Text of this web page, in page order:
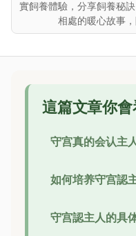
實飼養體驗，分享飼養秘
相處的暖心故事
這篇文章你會
守宫真的会认主
如何培养守宫認
守宫認主人的具